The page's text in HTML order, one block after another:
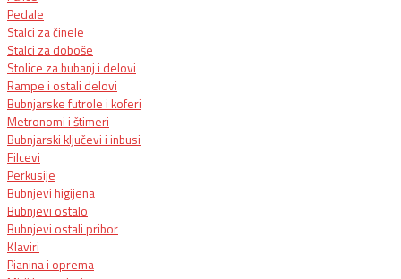
Pedale
Stalci za činele
Stalci za doboše
Stolice za bubanj i delovi
Rampe i ostali delovi
Bubnjarske futrole i koferi
Metronomi i štimeri
Bubnjarski ključevi i inbusi
Filcevi
Perkusije
Bubnjevi higijena
Bubnjevi ostalo
Bubnjevi ostali pribor
Klaviri
Pianina i oprema